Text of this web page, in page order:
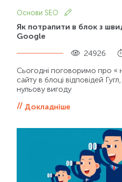
Основи SEO
Як потрапити в блок з
Google
24926
Сьогодні поговоримо про «
сайту в блоці відповідей
нульову вигоду
Докладніше